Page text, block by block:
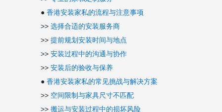
● 香港安装家私的流程与注意事项
>> 选择合适的安装服务商
>> 提前规划安装时间与地点
>> 安装过程中的沟通与协作
>> 安装后的验收与保养
● 香港安装家私的常见挑战与解决方案
>> 空间限制与家具尺寸不匹配
>> 搬运与安装过程中的损坏风险